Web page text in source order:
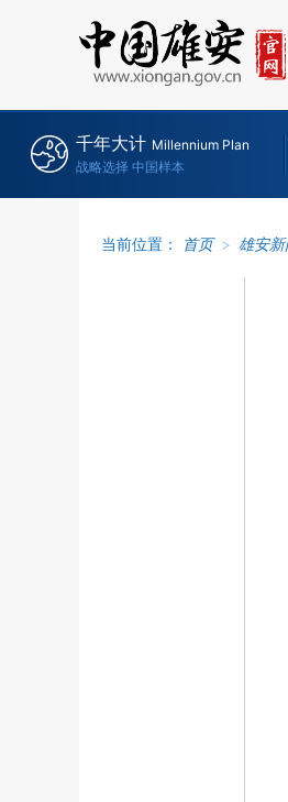
千年大计 Millennium Plan
战略选择 中国样本
当前位置： 首页 > 雄安新